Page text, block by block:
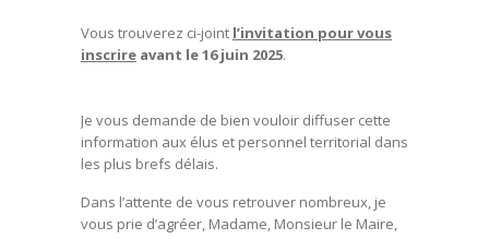
Vous trouverez ci-joint l’invitation pour vous
inscrire avant le 16 juin 2025.
Je vous demande de bien vouloir diffuser cette
information aux élus et personnel territorial dans
les plus brefs délais.
Dans l’attente de vous retrouver nombreux, je
vous prie d’agréer, Madame, Monsieur le Maire,